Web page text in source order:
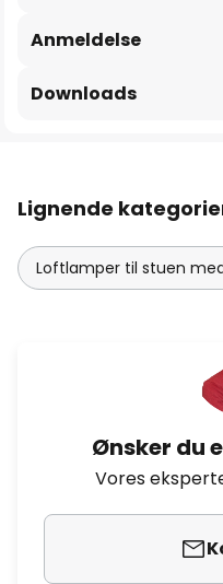
Anmeldelse
Downloads
Lignende
Loftlamper til stuen
Ønsker du
Vores